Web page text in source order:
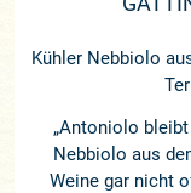
Kühler Nebbiolo
„Antoniolo
Nebbiolo aus
Weine gar nicht